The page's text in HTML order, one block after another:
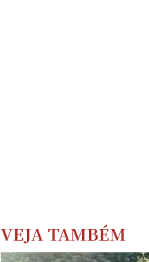
VEJA TAMBÉM